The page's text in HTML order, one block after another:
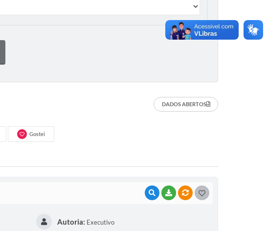
DADOS ABERTOS
Gostei
VISUALIZAR
BAIXARVÍNCULOS
Autoria: Executivo